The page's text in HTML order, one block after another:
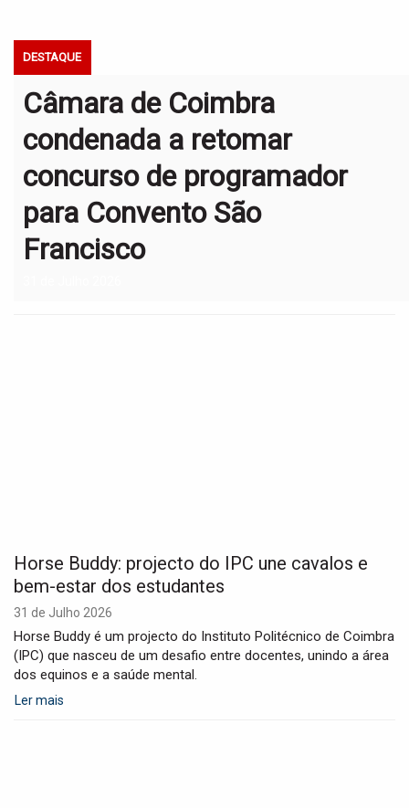
DESTAQUE
Câmara de Coimbra
condenada a retomar
concurso de programador
para Convento São
Francisco
Horse Buddy: projecto do IPC une cavalos e
bem-estar dos estudantes
31 de Julho 2026
Horse Buddy é um projecto do Instituto Politécnico de Coimbra
(IPC) que nasceu de um desafio entre docentes, unindo a área
dos equinos e a saúde mental.
Ler mais